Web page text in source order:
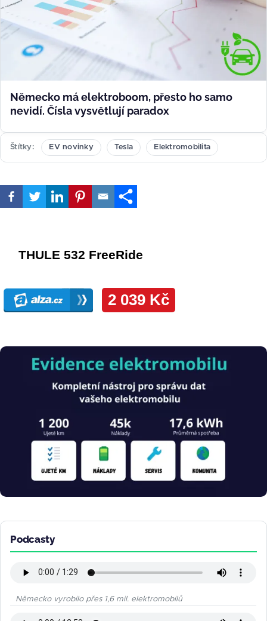
Německo má elektroboom, přesto ho samo
nevidí. Čísla vysvětlují paradox
Štítky EV novinky Tesla Elektromobilita
Obrázek
Podcasty
Německo vyrobilo přes 1,6 mil. elektromobilů